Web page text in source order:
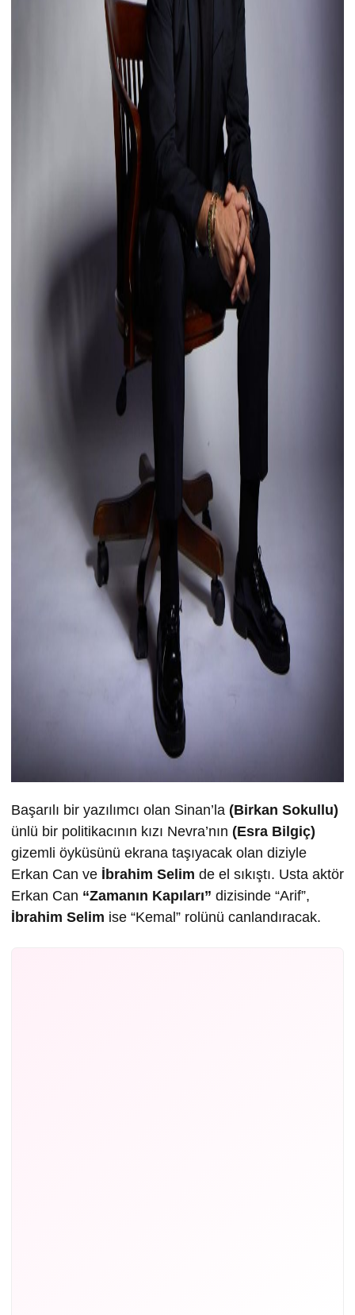
Başarılı bir yazılımcı olan Sinan’la (Birkan Sokullu)
ünlü bir politikacının kızı Nevra’nın (Esra Bilgiç)
gizemli öyküsünü ekrana taşıyacak olan diziyle
Erkan Can ve İbrahim Selim de el sıkıştı. Usta aktör
Erkan Can “Zamanın Kapıları” dizisinde “Arif”,
İbrahim Selim ise “Kemal” rolünü canlandıracak.